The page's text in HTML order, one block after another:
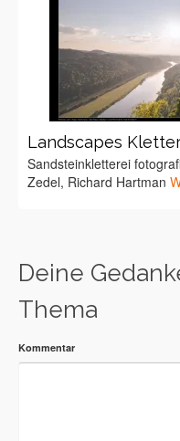
Landscapes
Sandsteinkletterei
Zedel, Richard Hartman
Deine
Thema
Kommentar